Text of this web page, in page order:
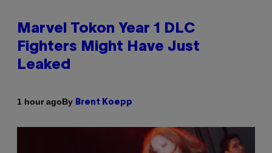
Marvel Tokon Year 1 DLC
Fighters Might Have Just
Leaked
1 hour agoBy Brent Koepp